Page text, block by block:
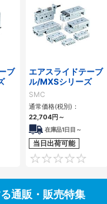
ブ
0
エアスライドテーブ
ル/MXSシリーズ
SMC
通常価格(税別)：
22,704円～
在庫品1日目～
当日出荷可能
通販・販売特集